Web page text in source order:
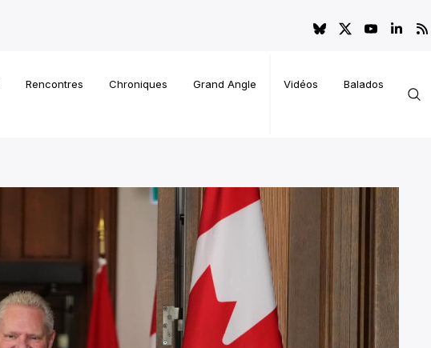
Rencontres Chroniques Grand Angle Vidéos Balados